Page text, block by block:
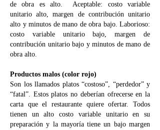
de obra es alto. Aceptable: costo variable
unitario alto, margen de contribución unitario
alto y minutos de mano de obra bajo. Laborioso:
costo variable unitario bajo, margen de
contribución unitario bajo y minutos de mano de
obra alto.
Productos malos (color rojo)
Son los llamados platos “costoso”, “perdedor” y
“fatal”. Estos platos no deberían ofrecerse en la
carta que el restaurante quiere ofertar. Todos
tienen un alto costo variable unitario en su
preparación y la mayoría tiene un bajo margen